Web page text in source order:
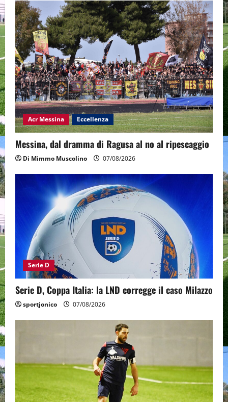
Acr Messina Eccellenza
Messina, dal dramma di Ragusa al no al ripescaggio
Di Mimmo Muscolino 07/08/2026
Serie D
Serie D, Coppa Italia: la LND corregge il caso Milazzo
sportjonico 07/08/2026